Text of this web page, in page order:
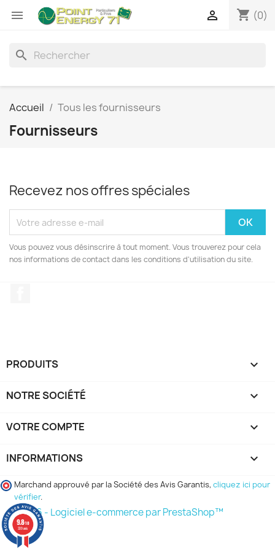
 shopping_cart (0)

search
Accueil Tous les fournisseurs
Fournisseurs
Recevez nos offres spéciales
Vous pouvez vous désinscrire à tout moment. Vous trouverez pour cela
nos informations de contact dans les conditions d'utilisation du site.
PRODUITS 
NOTRE SOCIÉTÉ 
VOTRE COMPTE 
INFORMATIONS keyboard_arrow_down
Marchand approuvé par la Société des Avis Garantis, cliquez ici pour
vérifier.
© 2026 - Logiciel e-commerce par PrestaShop™
9.8/10
339 avis